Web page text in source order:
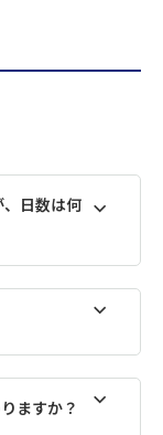
日数は何
ますか？